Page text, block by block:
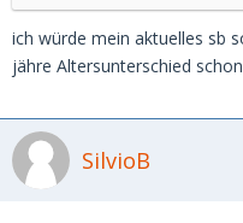
ich würde mein aktuelles sb
jähre Altersunterschied
SilvioB